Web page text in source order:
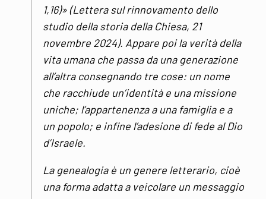
1,16)» (Lettera sul rinnovamento dello
studio della storia della Chiesa, 21
novembre 2024). Appare poi la verità della
vita umana che passa da una generazione
all’altra consegnando tre cose: un nome
che racchiude un’identità e una missione
uniche; l’appartenenza a una famiglia e a
un popolo; e infine l’adesione di fede al Dio
d’Israele.
La genealogia è un genere letterario, cioè
una forma adatta a veicolare un messaggio